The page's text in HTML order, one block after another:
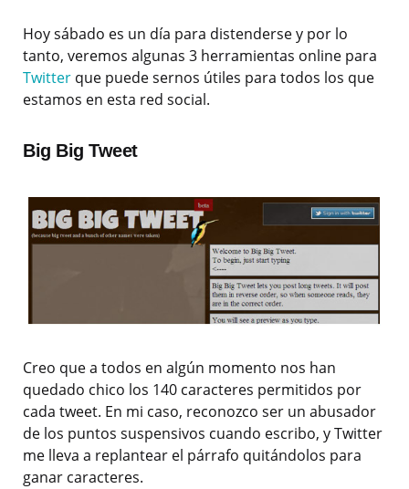
Hoy sábado es un día para distenderse y por lo
tanto, veremos algunas 3 herramientas online para
Twitter que puede sernos útiles para todos los que
estamos en esta red social.
Big Big Tweet
Creo que a todos en algún momento nos han
quedado chico los 140 caracteres permitidos por
cada tweet. En mi caso, reconozco ser un abusador
de los puntos suspensivos cuando escribo, y Twitter
me lleva a replantear el párrafo quitándolos para
ganar caracteres.